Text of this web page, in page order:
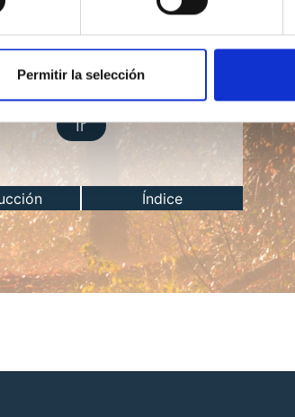
Permitir la selección
del día
Ir
Índice